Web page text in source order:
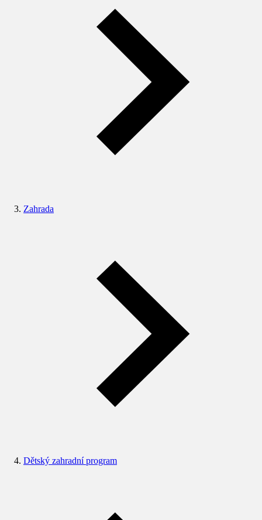
Zahrada
Dětský zahradní program